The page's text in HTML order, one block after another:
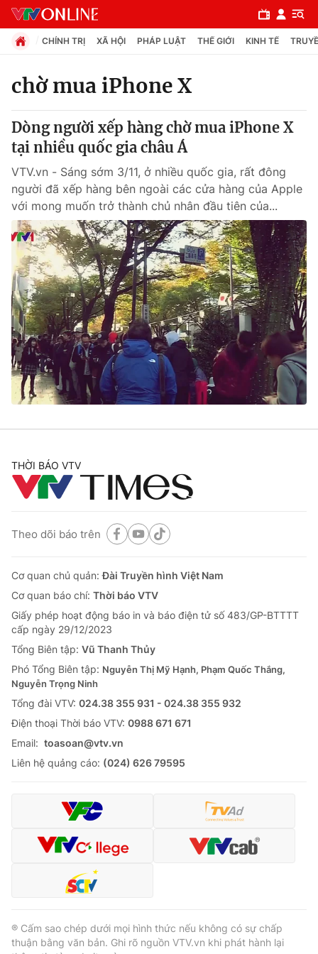
Chuyên mục
Chính trị
Xã hội
Pháp luật
Y tế
Thế giới
Tin tức
Thế giới đó đây
Câu chuyện quốc tế
Kinh tế
Tài chính
Thị trường
Góc doanh nghiệp
Dữ liệu và đời sống
Truyền hình
Phim VTV
Hậu trường
Giải sao mai
Giải trí
Điện ảnh
Âm nhạc
Du lịch
Làm đẹp
Chất lượng cuộc sống
Tuyển sinh
Học trực tuyến
Công nghệ
Hitech Công nghệ tương lai
Sản phẩm
Thị trường
Tư vấn
Giao lưu trực tuyến
Lịch phát sóng
Chuyên mục khác
Emagazine Podcast
Video Shorts video
VTV Money
VTV Sức khoẻ Bất động sản
CHÍNH TRỊ XÃ HỘI PHÁP LUẬT THẾ GIỚI KINH TẾ
chờ mua iPhone X
Dòng người xếp hàng chờ mua iPhone X
tại nhiều quốc gia châu Á
VTV.vn - Sáng sớm 3/11, ở nhiều quốc gia, rất đông
người đã xếp hàng bên ngoài các cửa hàng của Apple
với mong muốn trở thành chủ nhân đầu tiên của...
THỜI BÁO VTV
Theo dõi báo trên
Cơ quan chủ quản:Đài Truyền hình Việt Nam
Cơ quan báo chí: Thời báo VTV
Giấy phép hoạt động báo in và báo điện tử số 483/GP-BTTTT
cấp ngày 29/12/2023
Tổng Biên tập: Vũ Thanh Thủy
Phó Tổng Biên tập: Nguyễn Thị Mỹ Hạnh, Phạm Quốc Thắng,
Nguyễn Trọng Ninh
Tổng đài VTV: 024.38 355 931 - 024.38 355 932
Ðiện thoại Thời báo VTV: 0988 671 671
Email: toasoan@vtv.vn
Liên hệ quảng cáo: (024) 626 79595
® Cấm sao chép dưới mọi hình thức nếu không có sự chấp
thuận bằng văn bản. Ghi rõ nguồn VTV.vn khi phát hành lại